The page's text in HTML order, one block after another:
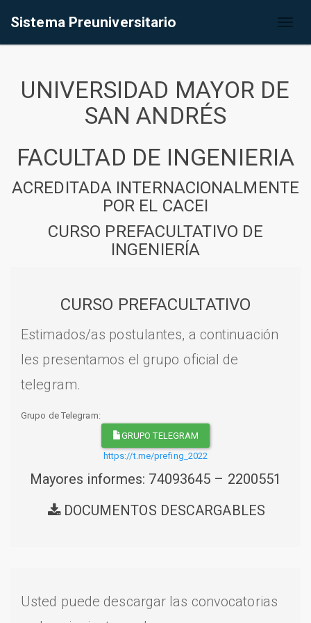
Sistema Preuniversitario
UNIVERSIDAD MAYOR DE
SAN ANDRÉS
FACULTAD DE INGENIERIA
ACREDITADA INTERNACIONALMENTE
POR EL CACEI
CURSO PREFACULTATIVO DE
INGENIERÍA
CURSO PREFACULTATIVO
Estimados/as postulantes, a continuación
les presentamos el grupo oficial de
telegram.
Grupo de Telegram:
GRUPO TELEGRAM
https://t.me/prefing_2022
Mayores informes: 74093645 – 2200551
DOCUMENTOS DESCARGABLES
Usted puede descargar las convocatorias